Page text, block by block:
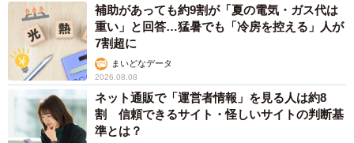
翌・月曜（再）前4：45～5：00（※日曜、翌・月曜は、土
曜版の再放送）
▽NHK BS・NHK BSプレミアム4K
毎週月曜〜金曜 前7：30～7：45
毎週土曜（再）前9：25〜10：40（※月曜～金曜分を一挙
放送）
補助があっても約9割が「夏の電気・ガス代は
重い」と回答…猛暑でも「冷房を控える」人が
7割超に
まいどなデータ
2026.08.08
ネット通販で「運営者情報」を見る人は約8
割 信頼できるサイト・怪しいサイトの判断基
準とは？